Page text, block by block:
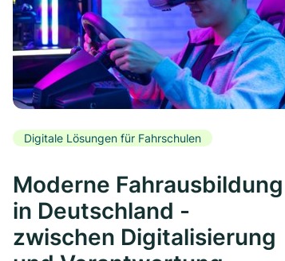
Digitale Lösungen für Fahrschulen
Moderne Fahrausbildung
in Deutschland -
zwischen Digitalisierung